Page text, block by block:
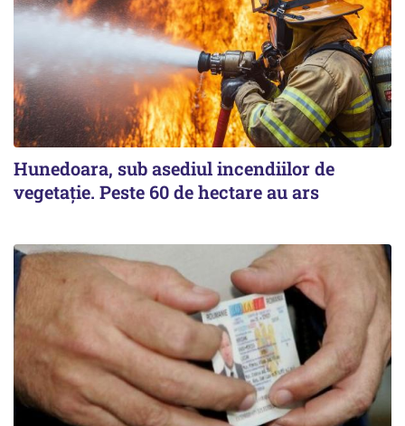
Hunedoara, sub asediul incendiilor de
vegetație. Peste 60 de hectare au ars